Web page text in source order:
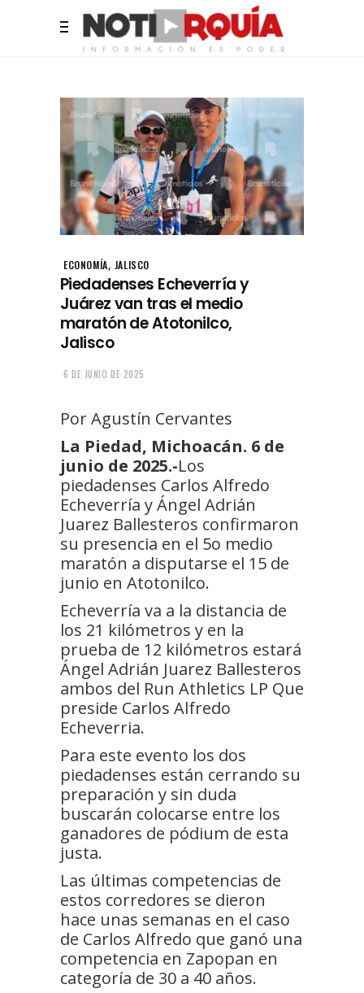
ECONOMÍA, JALISCO
Piedadenses Echeverría y
Juárez van tras el medio
maratón de Atotonilco,
Jalisco
6 DE JUNIO DE 2025
Por Agustín Cervantes
La Piedad, Michoacán. 6 de
junio de 2025.-Los
piedadenses Carlos Alfredo
Echeverría y Ángel Adrián
Juarez Ballesteros confirmaron
su presencia en el 5o medio
maratón a disputarse el 15 de
junio en Atotonilco.
Echeverría va a la distancia de
los 21 kilómetros y en la
prueba de 12 kilómetros estará
Ángel Adrián Juarez Ballesteros
ambos del Run Athletics LP Que
preside Carlos Alfredo
Echeverria.
Para este evento los dos
piedadenses están cerrando su
preparación y sin duda
buscarán colocarse entre los
ganadores de pódium de esta
justa.
Las últimas competencias de
estos corredores se dieron
hace unas semanas en el caso
de Carlos Alfredo que ganó una
competencia en Zapopan en
categoría de 30 a 40 años.